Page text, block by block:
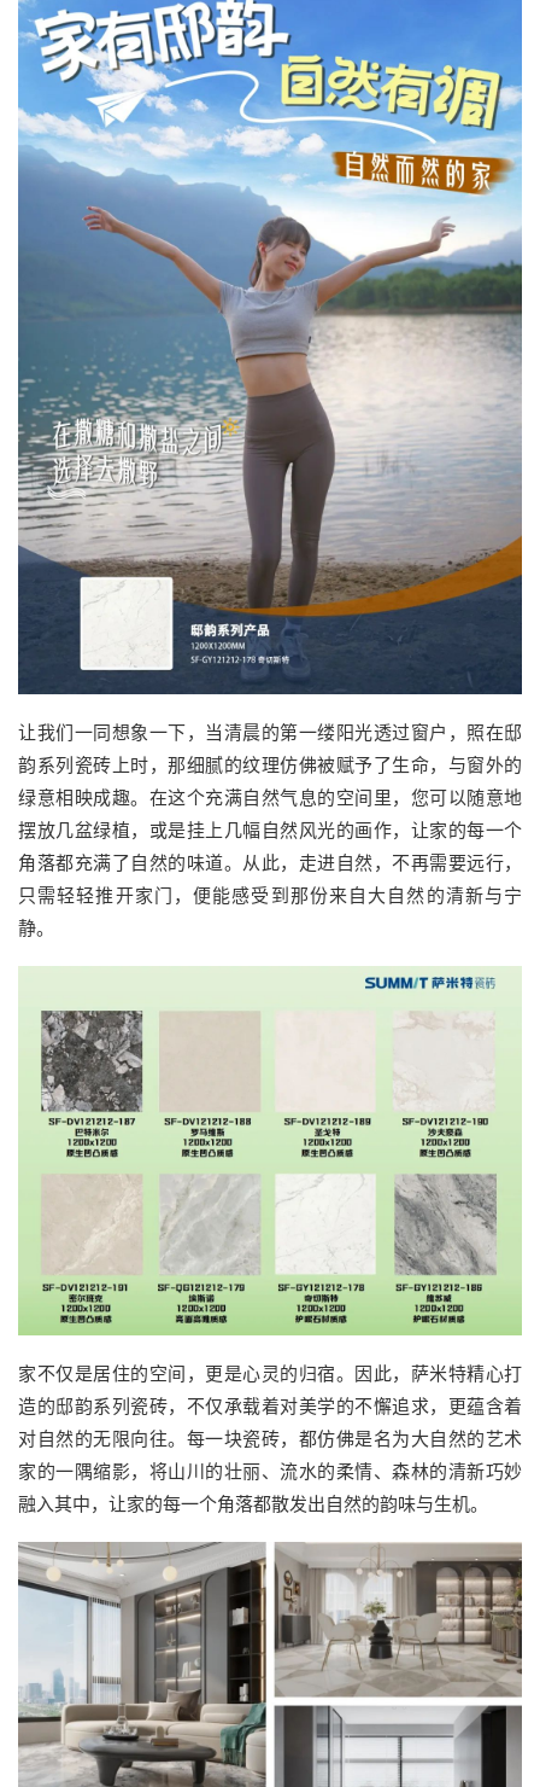
让我们一同想象一下，当清晨的第一缕阳光透过窗户，照在邸
韵系列瓷砖上时，那细腻的纹理仿佛被赋予了生命，与窗外的
绿意相映成趣。在这个充满自然气息的空间里，您可以随意地
摆放几盆绿植，或是挂上几幅自然风光的画作，让家的每一个
角落都充满了自然的味道。从此，走进自然，不再需要远行，
只需轻轻推开家门，便能感受到那份来自大自然的清新与宁
静。
家不仅是居住的空间，更是心灵的归宿。因此，萨米特精心打
造的邸韵系列瓷砖，不仅承载着对美学的不懈追求，更蕴含着
对自然的无限向往。每一块瓷砖，都仿佛是名为大自然的艺术
家的一隅缩影，将山川的壮丽、流水的柔情、森林的清新巧妙
融入其中，让家的每一个角落都散发出自然的韵味与生机。